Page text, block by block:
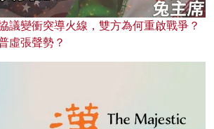
議變衝突導火線，雙方為何重啟戰爭？
虛張聲勢？